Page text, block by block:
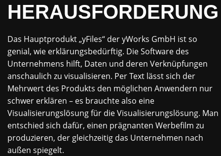
HERAUSFORDERUNG
Das Hauptprodukt „yFiles“ der yWorks GmbH ist so
genial, wie erklärungsbedürftig. Die Software des
Unternehmens hilft, Daten und deren Verknüpfungen
anschaulich zu visualisieren. Per Text lässt sich der
Mehrwert des Produkts den möglichen Anwendern nur
schwer erklären – es brauchte also eine
Visualisierungslösung für die Visualisierungslösung. Man
entschied sich dafür, einen prägnanten Werbefilm zu
produzieren, der gleichzeitig das Unternehmen nach
außen spiegelt.